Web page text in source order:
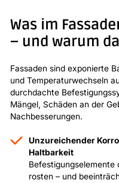
Was im
– und warum
Fassaden sind exponierte
und Temperaturwechseln
durchdachte
Mängel, Schäden an der
Nachbesserungen.
Unzureichender
Haltbarkeit
Befestigungselemente
rosten – und